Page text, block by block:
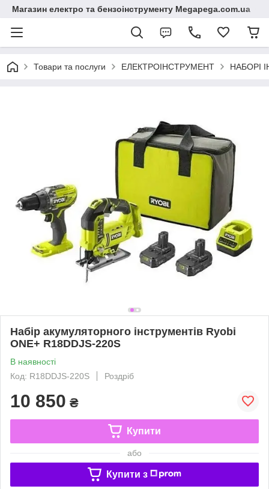
Магазин електро та бензоінструменту Megapega.com.ua
Товари та послуги ЕЛЕКТРОІНСТРУМЕНТ НАБОРІ
Набір акумуляторного інструментів Ryobi
ONE+ R18DDJS-220S
В наявності
Код: R18DDJS-220S
Роздріб
10 850 ₴
Купити
або
Купити з